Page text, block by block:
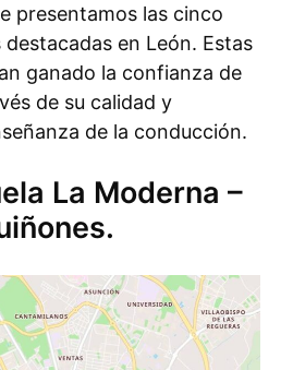
presentamos las cinco
destacadas en León. Estas
ganado la confianza de
de su calidad y
de la conducción.
La Moderna –